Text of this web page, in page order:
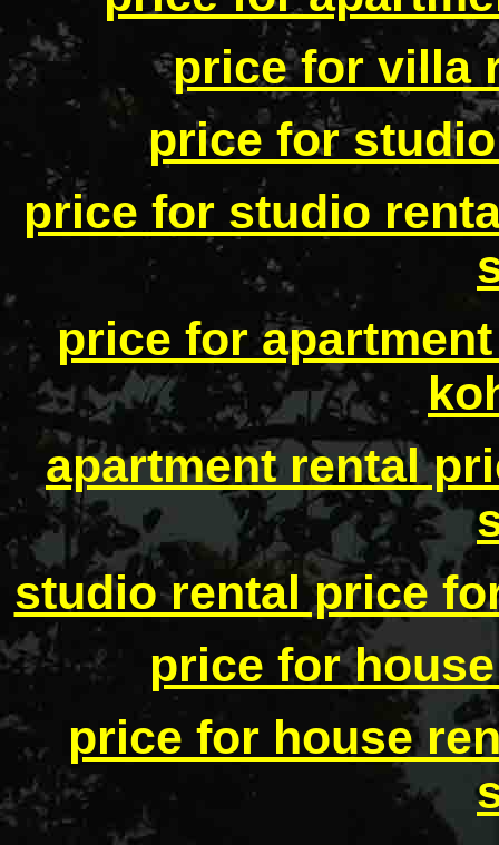
price for villa
price for
price for studio
price for
apartment rental
studio rental price
price for
price for house